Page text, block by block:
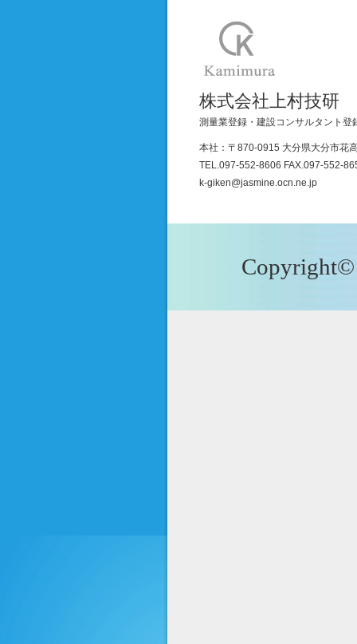
株式会社上村技研
測量業登録・建設コンサルタント登
本社：〒870-0915 大分県大分市花
TEL.097-552-8606 FAX.097-552-
k-giken@jasmine.ocn.ne.jp
Copyright©